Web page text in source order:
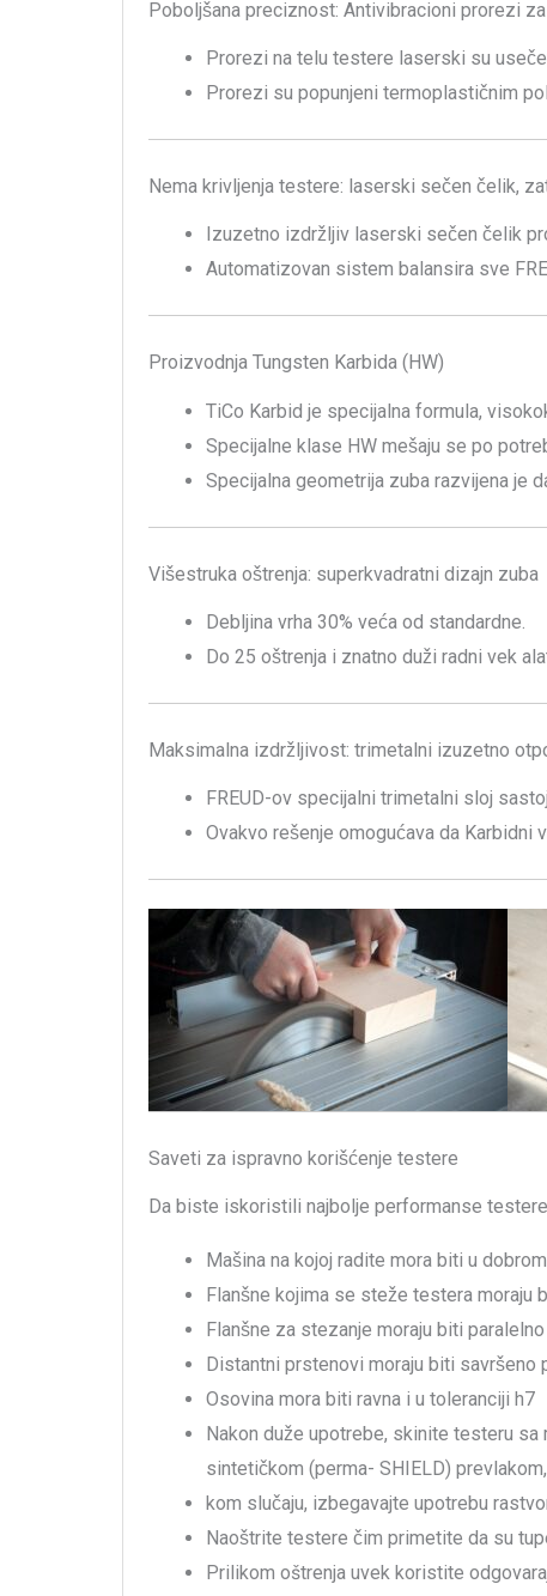
Poboljšana preciznost: Antivibracioni prorezi
Prorezi na telu testere laserski su
Prorezi su popunjeni termoplastičnim
Nema krivljenja testere: laserski sečen čelik,
Izuzetno izdržljiv laserski sečen čelik
Automatizovan sistem balansira sve
Proizvodnja Tungsten Karbida (HW)
TiCo Karbid je specijalna formula,
Specijalne klase HW mešaju se po
Specijalna geometrija zuba razvijena je
Višestruka oštrenja: superkvadratni dizajn zuba
Debljina vrha 30% veća od standardne.
Do 25 oštrenja i znatno duži radni vek
Maksimalna izdržljivost: trimetalni izuzetno
FREUD-ov specijalni trimetalni sloj
Ovakvo rešenje omogućava da Karbidni
Saveti za ispravno korišćenje testere
Da biste iskoristili najbolje performanse
Mašina na kojoj radite mora biti u
Flanšne kojima se steže testera
Flanšne za stezanje moraju biti
Distantni prstenovi moraju biti savršeno
Osovina mora biti ravna i u toleranciji h7
Nakon duže upotrebe, skinite testeru
sintetičkom (perma- SHIELD)
kom slučaju, izbegavajte upotrebu
Naoštrite testere čim primetite da su
Prilikom oštrenja uvek koristite